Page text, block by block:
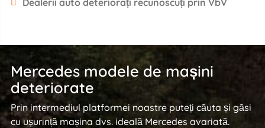
Dealerii auto deteriorați recunoscuți prin VbV
Mercedes modele de mașini
deteriorate
Prin intermediul platformei noastre puteți căuta și găsi
cu ușurință mașina dvs. ideală Mercedes avariată.